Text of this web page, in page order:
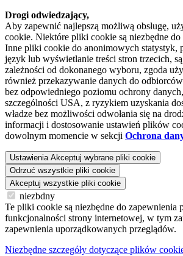
Drogi odwiedzający,
Aby zapewnić najlepszą możliwą obsługę,
cookie. Niektóre pliki cookie są niezbędne do
Inne pliki cookie do anonimowych statystyk,
język lub wyświetlanie treści stron trzecich,
zależności od dokonanego wyboru, zgoda
również przekazywanie danych do
bez odpowiedniego poziomu ochrony
szczególności USA, z ryzykiem uzyskania
władze bez możliwości odwołania się na
informacji i dostosowanie ustawień plików
dowolnym momencie w sekcji Ochrona
Ustawienia Akceptuj wybrane pliki cookie
Odrzuć wszystkie pliki cookie
Akceptuj wszystkie pliki cookie
niezbdny
Te pliki cookie są niezbędne do zapewnienia
funkcjonalności strony internetowej, w tym
zapewnienia uporządkowanych przeglądów.
Niezbędne szczegóły dotyczące plików